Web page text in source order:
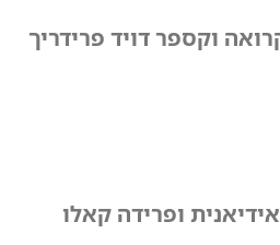
וקספר דויד פרידריך
ופרידה קאלו